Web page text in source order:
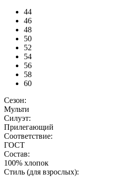
44
46
48
50
52
54
56
58
60
Сезон:
Мульти
Силуэт:
Прилегающий
Соответствие:
ГОСТ
Состав:
100% хлопок
Стиль (для взрослых):